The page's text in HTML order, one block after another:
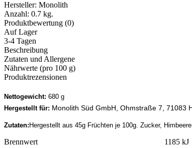
Hersteller: Monolith
Anzahl: 0.7 kg.
Produktbewertung (0)
Auf Lager
3-4 Tagen
Beschreibung
Zutaten und Allergene
Nährwerte (pro 100 g)
Produktrezensionen
Nettogewicht: 680 g
Hergestellt für: Monolith Süd GmbH, Ohmstraße 7, 71083
Zutaten: Hergestellt aus 45g Früchten je 100g. Zucker,
Brennwert 1185 kJ